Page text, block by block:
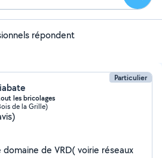
répondent
Particulier
les bricolages
de la Grille)
domaine de VRD( voirie réseaux